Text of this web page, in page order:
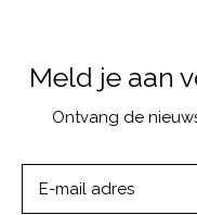
Meld je aan
Ontvang de